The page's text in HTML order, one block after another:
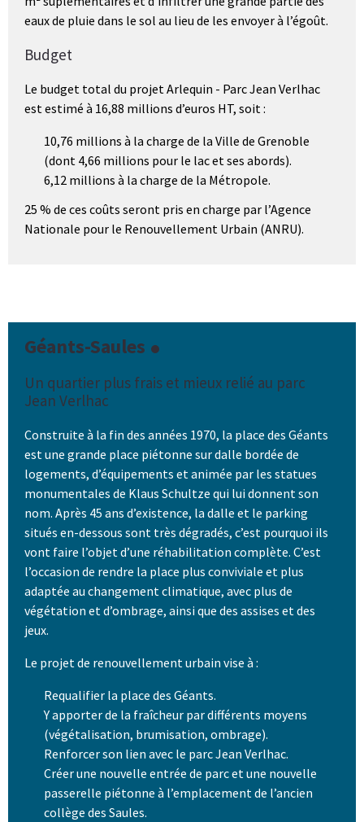
eaux de pluie dans le sol au lieu de les envoyer à l’égoût.
Budget
Le budget total du projet Arlequin - Parc Jean Verlhac
est estimé à 16,88 millions d’euros HT, soit :
10,76 millions à la charge de la Ville de Grenoble
(dont 4,66 millions pour le lac et ses abords).
6,12 millions à la charge de la Métropole.
25 % de ces coûts seront pris en charge par l’Agence
Nationale pour le Renouvellement Urbain (ANRU).
Géants-Saules
Un quartier plus frais et mieux relié au parc
Jean Verlhac
Construite à la fin des années 1970, la place des Géants
est une grande place piétonne sur dalle bordée de
logements, d’équipements et animée par les statues
monumentales de Klaus Schultze qui lui donnent son
nom. Après 45 ans d’existence, la dalle et le parking
situés en-dessous sont très dégradés, c’est pourquoi ils
vont faire l’objet d’une réhabilitation complète. C’est
l’occasion de rendre la place plus conviviale et plus
adaptée au changement climatique, avec plus de
végétation et d’ombrage, ainsi que des assises et des
jeux.
Le projet de renouvellement urbain vise à :
Requalifier la place des Géants.
Y apporter de la fraîcheur par différents moyens
(végétalisation, brumisation, ombrage).
Renforcer son lien avec le parc Jean Verlhac.
Créer une nouvelle entrée de parc et une nouvelle
passerelle piétonne à l’emplacement de l’ancien
collège des Saules.